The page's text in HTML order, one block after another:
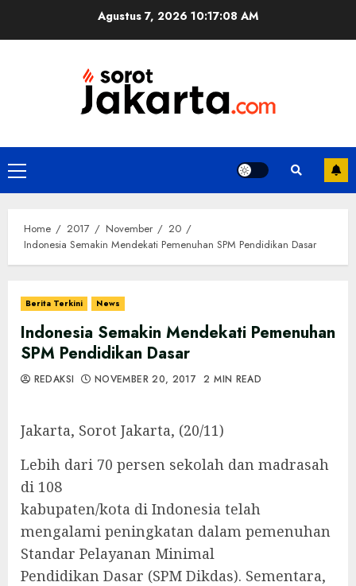
Agustus 7, 2026 10:17:09 AM
Primary
Menu
Home 2017 November
20
Indonesia Semakin Mendekati Pemenuhan SPM Pendidikan Dasar
Berita Terkini News
Indonesia Semakin Mendekati Pemenuhan
SPM Pendidikan Dasar
REDAKSI NOVEMBER 20, 2017 2 MIN READ
Jakarta, Sorot Jakarta, (20/11)
Lebih dari 70 persen sekolah dan madrasah
di 108
kabupaten/kota di Indonesia telah
mengalami peningkatan dalam pemenuhan
Standar Pelayanan Minimal
Pendidikan Dasar (SPM Dikdas). Sementara,